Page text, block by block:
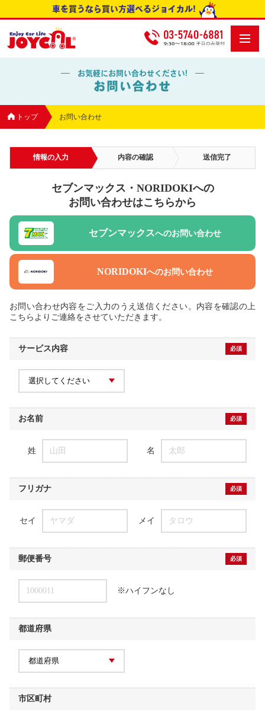
車を買うなら買い方選べるジョイカル!
お気軽にお問い合わせください!
お問い合わせ
トップ お問い合わせ
情報の入力 内容の確認 送信完了
セブンマックス・NORIDOKIへの
お問い合わせはこちらから
セブンマックスへのお問い合わせ
NORIDOKIへのお問い合わせ
お問い合わせ内容をご入力のうえ送信ください。内容を確認の上
こちらよりご連絡をさせていただきます。
サービス内容 必須
お名前 必須
姓 山田 名 太郎
フリガナ 必須
セイ ヤマダ メイ タロウ
郵便番号 必須
1000011 ※ハイフンなし
都道府県
市区町村